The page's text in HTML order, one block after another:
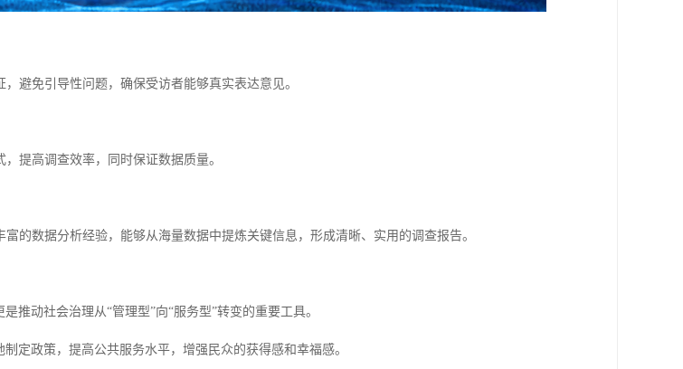
避免引导性问题，确保受访者能够真实表达意见。
提高调查效率，同时保证数据质量。
的数据分析经验，能够从海量数据中提炼关键信息，形成清晰、实用的调查报告。
推动社会治理从“管理型”向“服务型”转变的重要工具。
定政策，提高公共服务水平，增强民众的获得感和幸福感。